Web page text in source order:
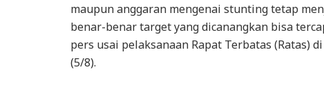
maupun anggaran mengenai stunting tetap
benar-benar target yang dicanangkan bisa
pers usai pelaksanaan Rapat Terbatas (Ratas)
(5/8).